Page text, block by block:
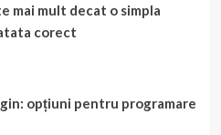
mai mult decat o simpla
corect
opțiuni pentru programare